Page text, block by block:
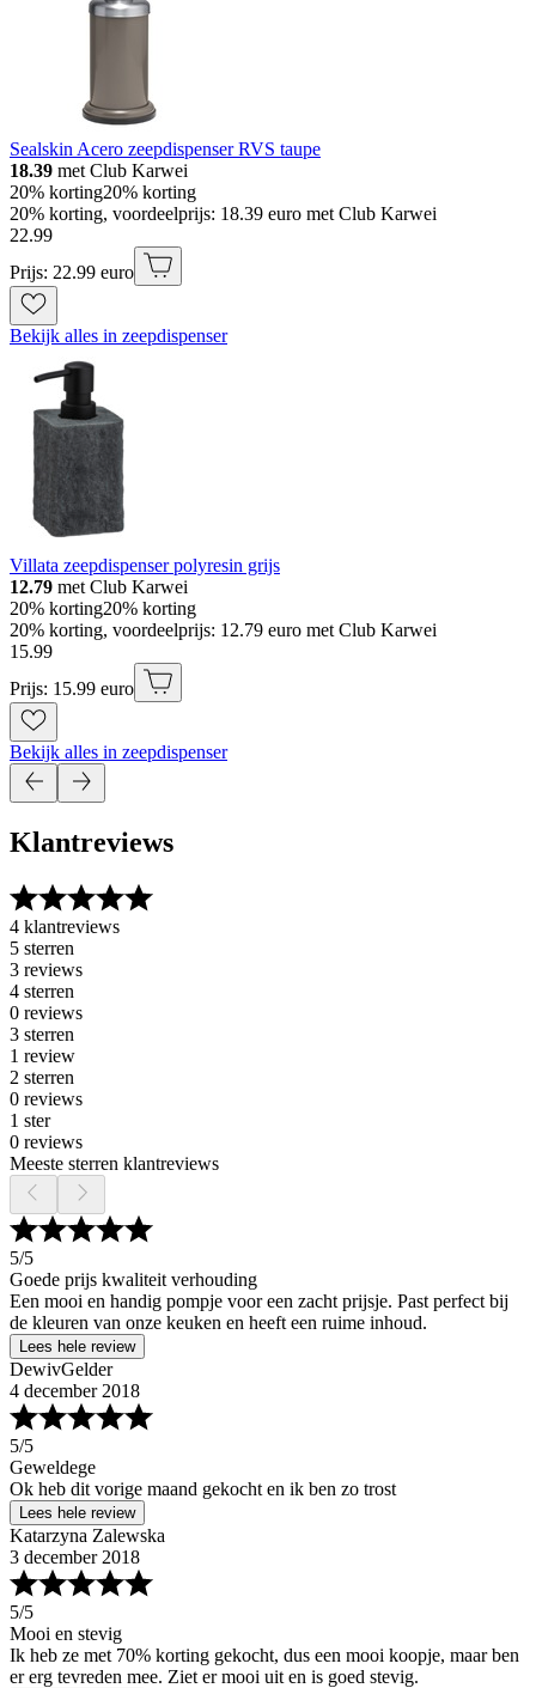
Sealskin Acero zeepdispenser RVS taupe
18.39 met Club Karwei
20% korting20% korting
20% korting, voordeelprijs: 18.39 euro met Club Karwei
22.99
Prijs: 22.99 euro
Bekijk alles in zeepdispenser
Villata zeepdispenser polyresin grijs
12.79 met Club Karwei
20% korting20% korting
20% korting, voordeelprijs: 12.79 euro met Club Karwei
15.99
Prijs: 15.99 euro
Bekijk alles in zeepdispenser
Klantreviews
4 klantreviews
5 sterren
3 reviews
4 sterren
0 reviews
3 sterren
1 review
2 sterren
0 reviews
1 ster
0 reviews
Meeste sterren klantreviews
5/5
Goede prijs kwaliteit verhouding
Een mooi en handig pompje voor een zacht prijsje. Past perfect bij
de kleuren van onze keuken en heeft een ruime inhoud.
Lees hele review
DewivGelder
4 december 2018
5/5
Geweldege
Ok heb dit vorige maand gekocht en ik ben zo trost
Lees hele review
Katarzyna Zalewska
3 december 2018
5/5
Mooi en stevig
Ik heb ze met 70% korting gekocht, dus een mooi koopje, maar ben
er erg tevreden mee. Ziet er mooi uit en is goed stevig.